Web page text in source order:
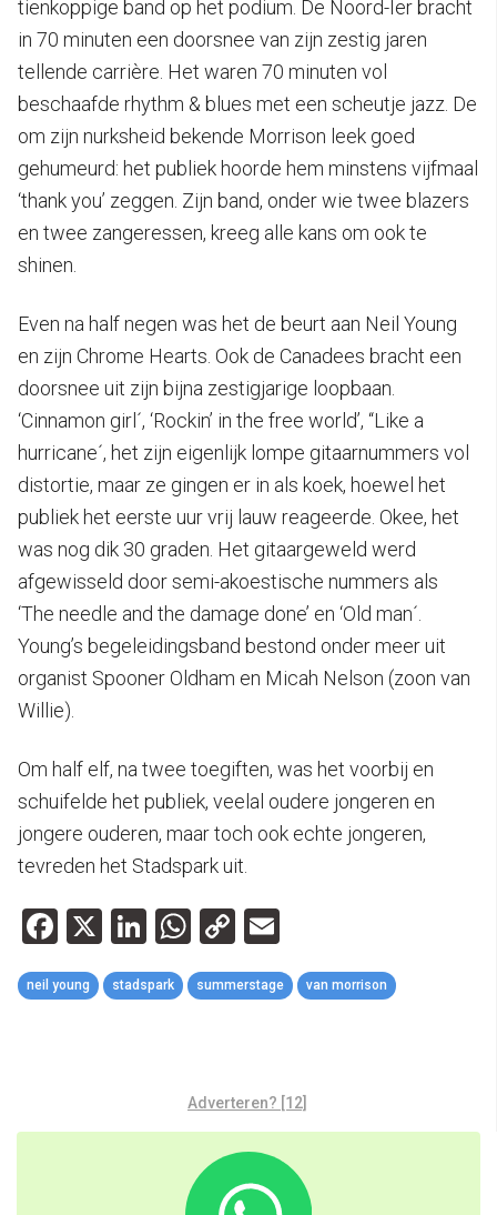
tienkoppige band op het podium. De Noord-Ier bracht
in 70 minuten een doorsnee van zijn zestig jaren
tellende carrière. Het waren 70 minuten vol
beschaafde rhythm & blues met een scheutje jazz. De
om zijn nurksheid bekende Morrison leek goed
gehumeurd: het publiek hoorde hem minstens vijfmaal
‘thank you’ zeggen. Zijn band, onder wie twee blazers
en twee zangeressen, kreeg alle kans om ook te
shinen.
Even na half negen was het de beurt aan Neil Young
en zijn Chrome Hearts. Ook de Canadees bracht een
doorsnee uit zijn bijna zestigjarige loopbaan.
‘Cinnamon girl´, ‘Rockin’ in the free world’, “Like a
hurricane´, het zijn eigenlijk lompe gitaarnummers vol
distortie, maar ze gingen er in als koek, hoewel het
publiek het eerste uur vrij lauw reageerde. Okee, het
was nog dik 30 graden. Het gitaargeweld werd
afgewisseld door semi-akoestische nummers als
‘The needle and the damage done’ en ‘Old man´.
Young’s begeleidingsband bestond onder meer uit
organist Spooner Oldham en Micah Nelson (zoon van
Willie).
Om half elf, na twee toegiften, was het voorbij en
schuifelde het publiek, veelal oudere jongeren en
jongere ouderen, maar toch ook echte jongeren,
tevreden het Stadspark uit.
Facebook
X LinkedIn
WhatsApp
Copy
Link
neil young stadspark summerstage van morrison
Adverteren? [12]